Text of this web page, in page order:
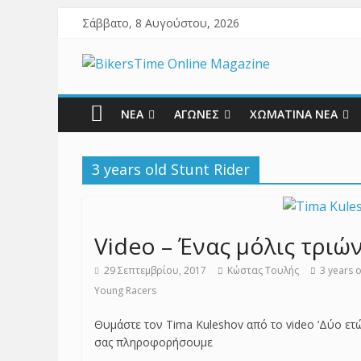
Σάββατο, 8 Αυγούστου, 2026
ΝΕΑ ΑΓΩΝΕΣ ΧΩΜΑΤΙΝΑ ΝΕΑ
3 years old Stunt Rider
Video – Ένας μόλις
29 Σεπτεμβρίου, 2017 Κώστας Τουλής 3 years
Young Racers
Θυμάστε τον Tima Kuleshov από το video ‘Δύο
σας πληροφορήσουμε